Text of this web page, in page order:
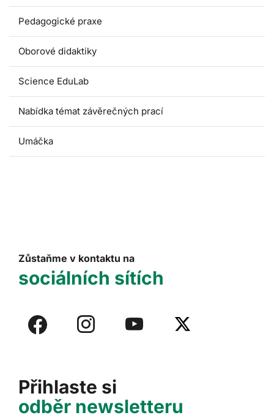
Pedagogické praxe
Oborové didaktiky
Science EduLab
Nabídka témat závěrečných prací
Umáčka
Přihlaste si
odběr newsletteru
Zůstaňme v kontaktu na
sociálních sítích